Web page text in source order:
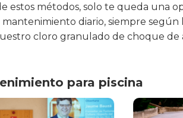
estos métodos, solo te queda una
diario, siempre según
cloro granulado de choque
para piscina